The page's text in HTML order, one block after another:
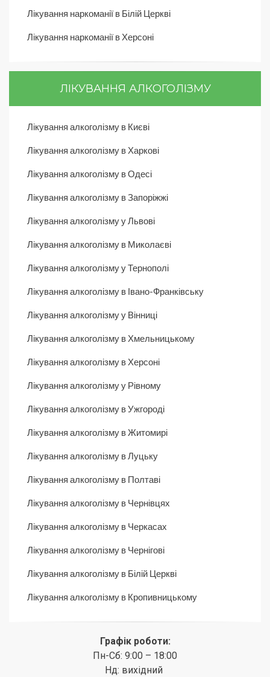
Лікування наркоманії в Білій Церкві
Лікування наркоманії в Херсоні
ЛІКУВАННЯ АЛКОГОЛІЗМУ
Лікування алкоголізму в Києві
Лікування алкоголізму в Харкові
Лікування алкоголізму в Одесі
Лікування алкоголізму в Запоріжжі
Лікування алкоголізму у Львові
Лікування алкоголізму в Миколаєві
Лікування алкоголізму у Тернополі
Лікування алкоголізму в Івано-Франківську
Лікування алкоголізму у Вінниці
Лікування алкоголізму в Хмельницькому
Лікування алкоголізму в Херсоні
Лікування алкоголізму у Рівному
Лікування алкоголізму в Ужгороді
Лікування алкоголізму в Житомирі
Лікування алкоголізму в Луцьку
Лікування алкоголізму в Полтаві
Лікування алкоголізму в Чернівцях
Лікування алкоголізму в Черкасах
Лікування алкоголізму в Чернігові
Лікування алкоголізму в Білій Церкві
Лікування алкоголізму в Кропивницькому
Графік роботи:
Пн-Сб: 9:00 – 18:00
Нд: вихідний